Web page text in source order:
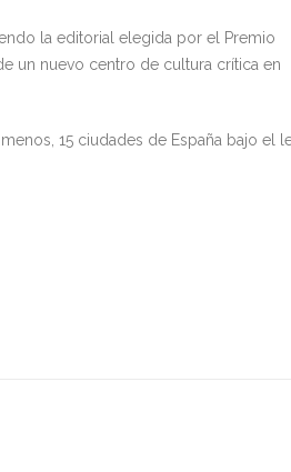
la editorial elegida por el Premio
un nuevo centro de cultura crítica en
15 ciudades de España bajo el